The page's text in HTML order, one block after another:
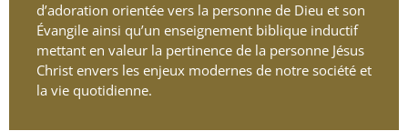
d’adoration orientée vers la personne de Dieu et son
Évangile ainsi qu’un enseignement biblique inductif
mettant en valeur la pertinence de la personne Jésus
Christ envers les enjeux modernes de notre société et
la vie quotidienne.